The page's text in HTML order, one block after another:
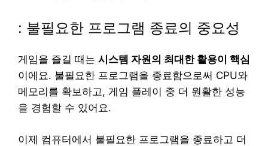
: 불필요한 프로그램 종료의 중요성
게임을 즐길 때는 시스템 자원의 최대한 활용이 핵심
이에요. 불필요한 프로그램을 종료함으로써 CPU와
메모리를 확보하고, 게임 플레이 중 더 원활한 성능
을 경험할 수 있어요.
이제 컴퓨터에서 불필요한 프로그램을 종료하고 더